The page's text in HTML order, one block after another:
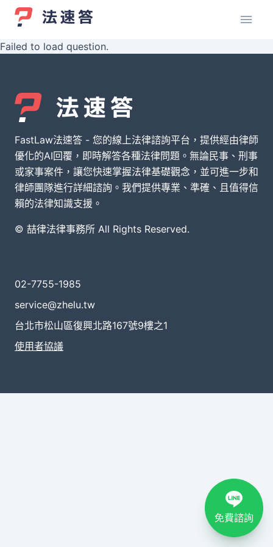
Failed to load question.
FastLaw法速答 - 您的線上法律諮詢平台，提供經由律師
優化的AI回覆，即時解答各種法律問題。無論民事、刑事
或家事案件，讓您快速掌握法律基礎觀念，並可進一步和
律師團隊進行詳細諮詢。我們提供專業、準確、且值得信
賴的法律知識支援。
© 喆律法律事務所 All Rights Reserved.
02-7755-1985
service@zhelu.tw
台北市松山區復興北路167號9樓之1
使用者協議
免費諮詢